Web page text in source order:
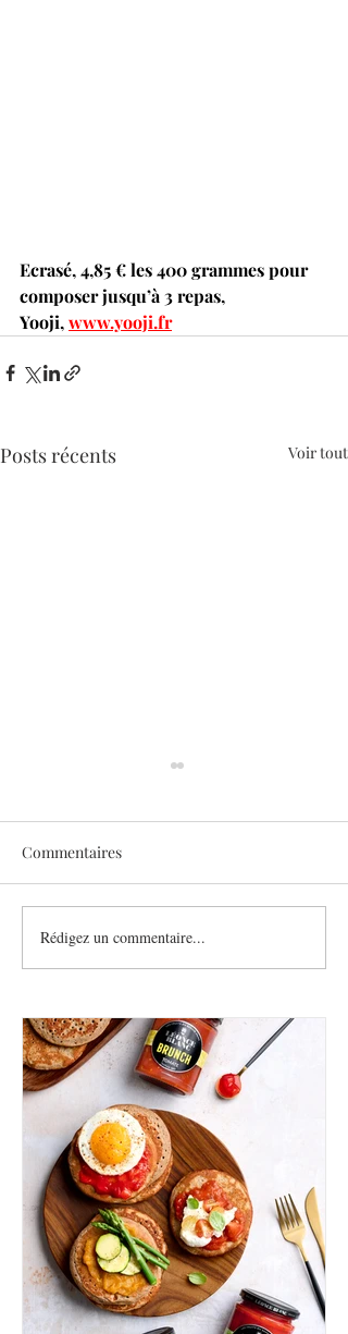
Ecrasé, 4,85 € les 400 grammes pour
composer jusqu’à 3 repas,
Yooji, www.yooji.fr
Posts récents Voir tout
Commentaires
Rédigez un commentaire...